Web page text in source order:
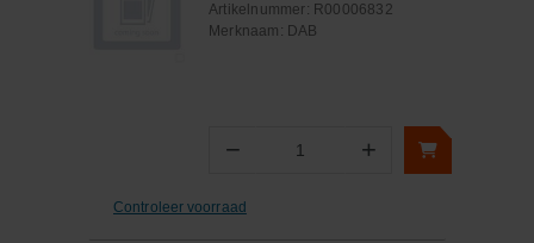
Artikelnummer: R00006832
Merknaam: DAB
− Aantal +
Controleer voorraad